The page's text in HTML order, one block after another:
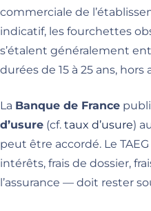
commerciale de
indicatif, les fourchettes
s’étalent généralement
durées de 15 à 25 ans,
La Banque de France
d’usure (cf. taux d’usure)
peut être accordé. Le
intérêts, frais de dossier,
l’assurance — doit rester